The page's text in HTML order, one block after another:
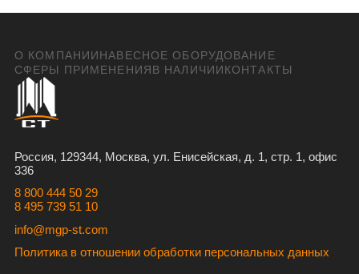
О КОМПАНИИНАВЕСНОЕ ОБОРУДОВАНИЕ
СФЕРЫ ПРИМЕНЕНИЯВ НАЛИЧИИКОНТАКТЫ
Россия, 129344, Москва, ул. Енисейская, д. 1, стр. 1, офис
336
8 800 444 50 29
8 495 739 51 10
info@mgp-st.com
Политика в отношении обработки персональных данных